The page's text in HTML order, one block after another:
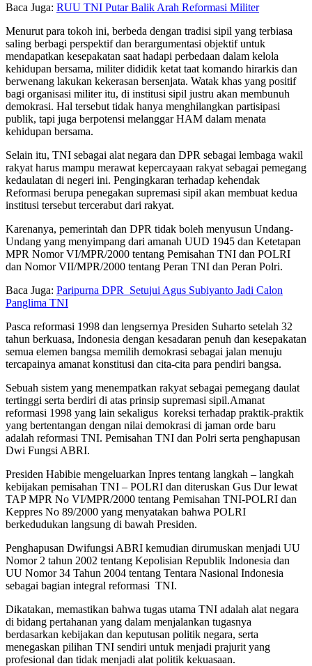
Baca Juga: RUU TNI Putar Balik Arah Reformasi Militer
Menurut para tokoh ini, berbeda dengan tradisi sipil yang terbiasa
saling berbagi perspektif dan berargumentasi objektif untuk
mendapatkan kesepakatan saat hadapi perbedaan dalam kelola
kehidupan bersama, militer dididik ketat taat komando hirarkis dan
berwenang lakukan kekerasan bersenjata. Watak khas yang positif
bagi organisasi militer itu, di institusi sipil justru akan membunuh
demokrasi. Hal tersebut tidak hanya menghilangkan partisipasi
publik, tapi juga berpotensi melanggar HAM dalam menata
kehidupan bersama.
Selain itu, TNI sebagai alat negara dan DPR sebagai lembaga wakil
rakyat harus mampu merawat kepercayaan rakyat sebagai pemegang
kedaulatan di negeri ini. Pengingkaran terhadap kehendak
Reformasi berupa penegakan supremasi sipil akan membuat kedua
institusi tersebut tercerabut dari rakyat.
Karenanya, pemerintah dan DPR tidak boleh menyusun Undang-
Undang yang menyimpang dari amanah UUD 1945 dan Ketetapan
MPR Nomor VI/MPR/2000 tentang Pemisahan TNI dan POLRI
dan Nomor VII/MPR/2000 tentang Peran TNI dan Peran Polri.
Baca Juga: Paripurna DPR Setujui Agus Subiyanto Jadi Calon
Panglima TNI
Pasca reformasi 1998 dan lengsernya Presiden Suharto setelah 32
tahun berkuasa, Indonesia dengan kesadaran penuh dan kesepakatan
semua elemen bangsa memilih demokrasi sebagai jalan menuju
tercapainya amanat konstitusi dan cita-cita para pendiri bangsa.
Sebuah sistem yang menempatkan rakyat sebagai pemegang daulat
tertinggi serta berdiri di atas prinsip supremasi sipil.Amanat
reformasi 1998 yang lain sekaligus koreksi terhadap praktik-praktik
yang bertentangan dengan nilai demokrasi di jaman orde baru
adalah reformasi TNI. Pemisahan TNI dan Polri serta penghapusan
Dwi Fungsi ABRI.
Presiden Habibie mengeluarkan Inpres tentang langkah – langkah
kebijakan pemisahan TNI – POLRI dan diteruskan Gus Dur lewat
TAP MPR No VI/MPR/2000 tentang Pemisahan TNI-POLRI dan
Keppres No 89/2000 yang menyatakan bahwa POLRI
berkedudukan langsung di bawah Presiden.
Penghapusan Dwifungsi ABRI kemudian dirumuskan menjadi UU
Nomor 2 tahun 2002 tentang Kepolisian Republik Indonesia dan
UU Nomor 34 Tahun 2004 tentang Tentara Nasional Indonesia
sebagai bagian integral reformasi TNI.
Dikatakan, memastikan bahwa tugas utama TNI adalah alat negara
di bidang pertahanan yang dalam menjalankan tugasnya
berdasarkan kebijakan dan keputusan politik negara, serta
menegaskan pilihan TNI sendiri untuk menjadi prajurit yang
profesional dan tidak menjadi alat politik kekuasaan.